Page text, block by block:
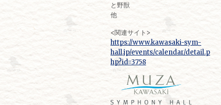
と野獣
他
<関連サイト>
https://www.kawasaki-sym-
hall.jp/events/calendar/detail.p
hp?id=3758